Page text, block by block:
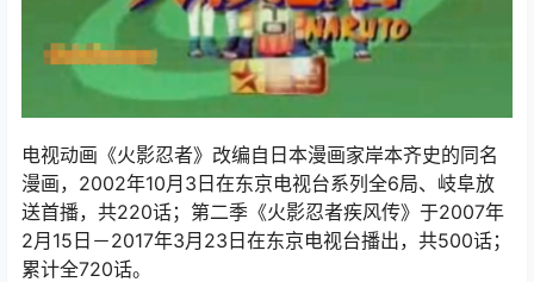
电视动画《火影忍者》改编自日本漫画家岸本齐史的同名
漫画，2002年10月3日在东京电视台系列全6局、岐阜放
送首播，共220话；第二季《火影忍者疾风传》于2007年
2月15日－2017年3月23日在东京电视台播出，共500话；
累计全720话。